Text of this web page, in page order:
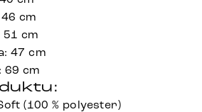
cm
51 cm
47 cm
69 cm
(100 % polyester)